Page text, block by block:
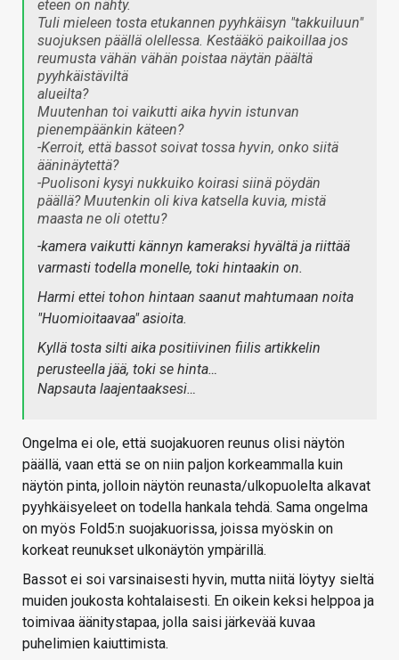
eteen on nähty.
Tuli mieleen tosta etukannen pyyhkäisyn "takkuiluun"
suojuksen päällä olellessa. Kestääkö paikoillaa jos
reumusta vähän vähän poistaa näytän päältä
pyyhkäistäviltä
alueilta?
Muutenhan toi vaikutti aika hyvin istunvan
pienempäänkin käteen?
-Kerroit, että bassot soivat tossa hyvin, onko siitä
ääninäytettä?
-Puolisoni kysyi nukkuiko koirasi siinä pöydän
päällä? Muutenkin oli kiva katsella kuvia, mistä
maasta ne oli otettu?
-kamera vaikutti kännyn kameraksi hyvältä ja riittää
varmasti todella monelle, toki hintaakin on.
Harmi ettei tohon hintaan saanut mahtumaan noita
"Huomioitaavaa" asioita.
Kyllä tosta silti aika positiivinen fiilis artikkelin
perusteella jää, toki se hinta…
Napsauta laajentaaksesi…
Ongelma ei ole, että suojakuoren reunus olisi näytön
päällä, vaan että se on niin paljon korkeammalla kuin
näytön pinta, jolloin näytön reunasta/ulkopuolelta alkavat
pyyhkäisyeleet on todella hankala tehdä. Sama ongelma
on myös Fold5:n suojakuorissa, joissa myöskin on
korkeat reunukset ulkonäytön ympärillä.
Bassot ei soi varsinaisesti hyvin, mutta niitä löytyy sieltä
muiden joukosta kohtalaisesti. En oikein keksi helppoa ja
toimivaa äänitystapaa, jolla saisi järkevää kuvaa
puhelimien kaiuttimista.